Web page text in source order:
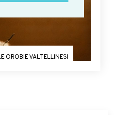
OROBIE VALTELLINESI